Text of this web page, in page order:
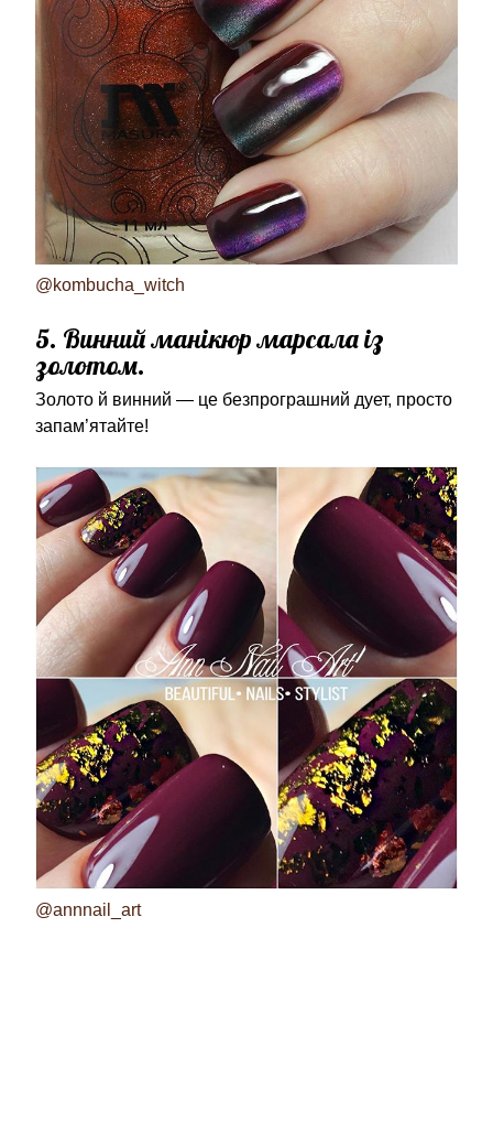
@kombucha_witch
5. Винний манікюр марсала із
золотом.
Золото й винний — це безпрограшний дует, просто
запам’ятайте!
@annnail_art